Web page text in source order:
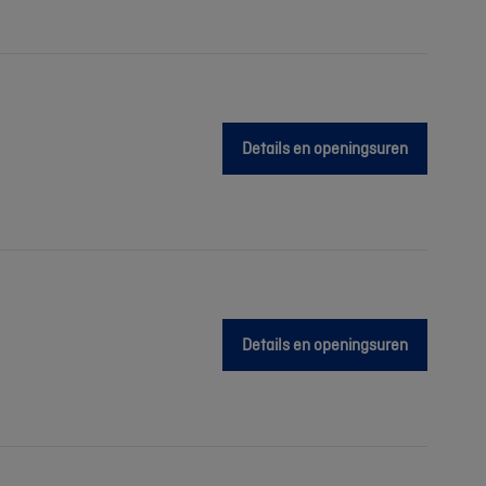
Details en openingsuren
Details en openingsuren